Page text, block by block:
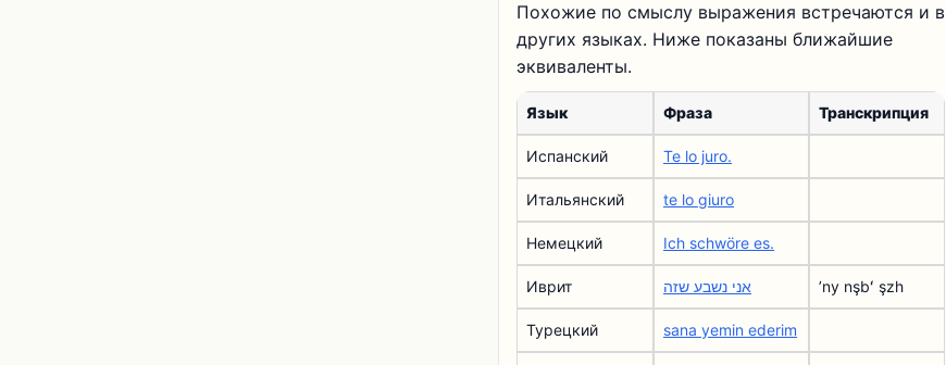
Похожие по смыслу выражения встречаются и в
других языках. Ниже показаны ближайшие
эквиваленты.
Язык Фраза Транскрипция
Испанский Te lo juro.
Итальянский te lo giuro
Немецкий Ich schwöre es.
Иврит אני נשבע שזה ʼny nşbʻ şzh
Турецкий sana yemin ederim